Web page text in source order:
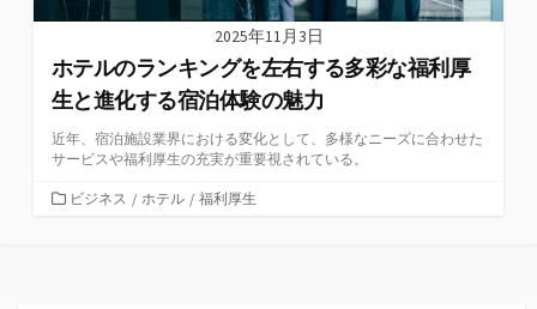
2025年11月3日
ホテルのランキングを左右する多彩な福利厚
生と進化する宿泊体験の魅力
近年、宿泊施設業界における変化として、多様なニーズに合わせた
サービスや福利厚生の充実が重要視されている。
カビジネス / ホテル / 福利厚生